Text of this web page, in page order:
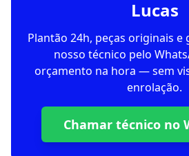
Lucas
Plantão 24h, peças originais e
nosso técnico pelo
orçamento na hora — sem
enrolação.
Chamar técnico no